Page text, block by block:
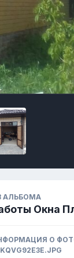
АЛЬБОМА
Окна
О